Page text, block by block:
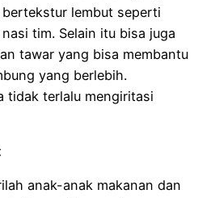
lembut seperti
tim. Selain itu bisa juga
tawar yang bisa membantu
yang berlebih.
tidak terlalu mengiritasi
anak-anak makanan dan